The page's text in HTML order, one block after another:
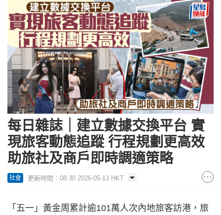
每日雜誌｜建立數據交換平台 實
現旅客動態追蹤 行程規劃更高效
助旅社及商戶即時調適策略
社會 更新時間：08:30 2026-05-13 HKT
「五一」黃金周累計逾101萬人次內地旅客訪港，旅